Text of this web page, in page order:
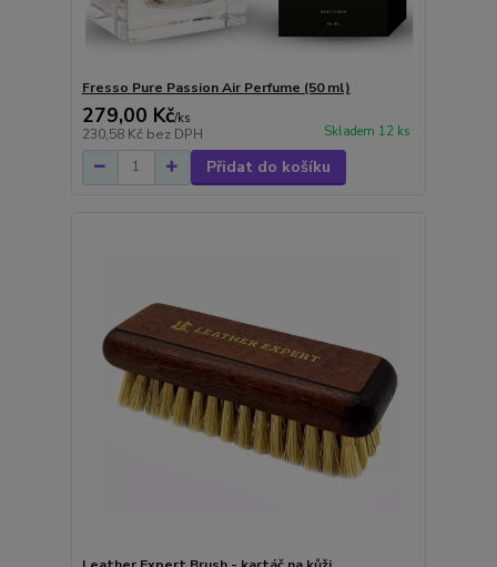
Fresso Pure Passion Air Perfume (50 ml)
279,00 Kč/ks
230,58 Kč bez DPH Skladem 12 ks
Přidat do košíku